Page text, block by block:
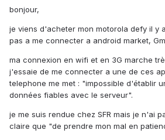
bonjour,
je viens d'acheter mon motorola defy il y
pas a me connecter a android market,
ma connexion en wifi et en 3G marche
j'essaie de me connecter a une de ces
telephone me met : "impossible d'établir
données fiables avec le serveur".
je me suis rendue chez SFR mais je n'ai
claire que "de prendre mon mal en